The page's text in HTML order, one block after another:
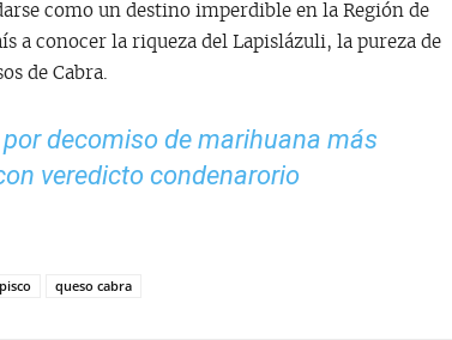
como un destino imperdible en la Región de
a conocer la riqueza del Lapislázuli, la pureza de
de Cabra.
decomiso de marihuana más
veredicto condenarorio
pisco queso cabra